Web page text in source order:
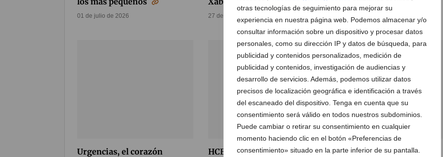
otras tecnologías de seguimiento para mejorar su
experiencia en nuestra página web. Podemos almacenar y/o
consultar información sobre un dispositivo y procesar datos
personales, como su dirección IP y datos de búsqueda, para
publicidad y contenidos personalizados, medición de
publicidad y contenidos, investigación de audiencias y
desarrollo de servicios. Además, podemos utilizar datos
precisos de localización geográfica e identificación a través
del escaneado del dispositivo. Tenga en cuenta que su
consentimiento será válido en todos nuestros subdominios.
Puede cambiar o retirar su consentimiento en cualquier
momento haciendo clic en el botón «Preferencias de
consentimiento» situado en la parte inferior de su pantalla.
01 de julio de 2026 27 de mayo de 2026
24 de marzo de 2026
Urgencias, el corazón
HCB Hospitales inicia una
Hospital HLA San Carlos